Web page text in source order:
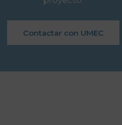
Contactar con UMEC